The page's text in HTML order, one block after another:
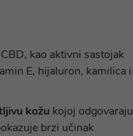
kao aktivni sastojak
E, hijaluron, kamilica i
kožu kojoj odgovaraju
brzi učinak